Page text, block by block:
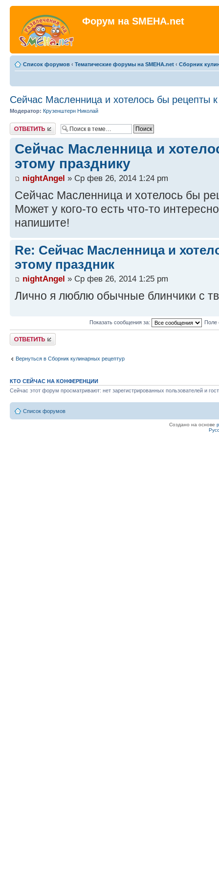
Форум на SMEHA.net
Список форумов ‹ Тематические форумы на SMEHA.net ‹ Сборник
Сейчас Масленница и хотелось бы рецепты к
Модератор: Крузенштерн Николай
Ответить
Сейчас Масленница и
этому празднику
nightAngel » Ср фев 26, 2014 1:24 pm
Сейчас Масленница и хотелось бы
Может у кого-то есть что-то
напишите!
Re: Сейчас Масленница и
этому праздник
nightAngel » Ср фев 26, 2014 1:25 pm
Лично я люблю обычные блинчики с
Показать сообщения за: Поле
Ответить
Вернуться в Сборник кулинарных рецептур
КТО СЕЙЧАС НА КОНФЕРЕНЦИИ
Сейчас этот форум просматривают: нет зарегистрированных пользователей и
Список форумов
Создано на основе